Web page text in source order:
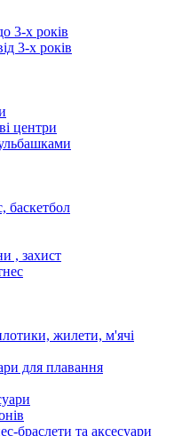
3-х років
3-х років
центри
баскетбол
, захист
жилети, м'ячі
для плавання
браслети та аксесуари